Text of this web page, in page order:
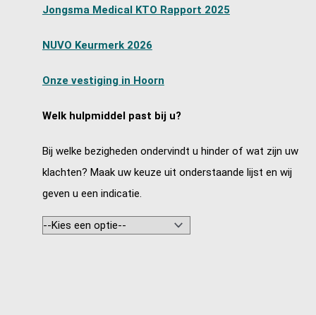
Jongsma Medical KTO Rapport 2025
NUVO Keurmerk 2026
Onze vestiging in Hoorn
Welk hulpmiddel past bij u?
Bij welke bezigheden ondervindt u hinder of wat zijn uw
klachten? Maak uw keuze uit onderstaande lijst en wij
geven u een indicatie.